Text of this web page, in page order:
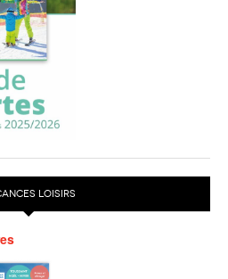
LOISIRS